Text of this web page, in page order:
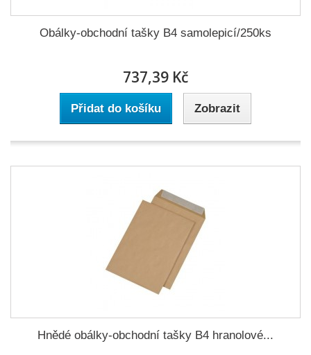
Obálky-obchodní tašky B4 samolepicí/250ks
737,39 Kč
Přidat do košíku Zobrazit
Hnědé obálky-obchodní tašky B4 hranolové...